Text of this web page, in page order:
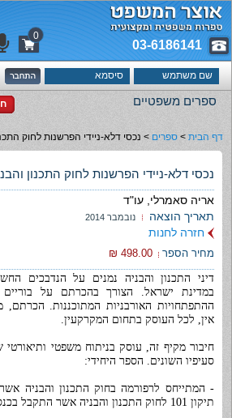
03-6186141
0
ספרים משפטיים
דף הבית > ספרים > נכסי דלא-ניידי הפרשנות לחוק
נכסי דלא-ניידי הפרשנות לחוק התכנון
אריה סאמרלי, עו"ד
תאריך הוצאה
נובמבר 2014
חזרה לחנות
מחיר הספר 498.00 ₪
דיני התכנון והבניה נמנים על הנדבכים
במדינת ישראל. הצורך בהכרתם על
ההתפתחויות האורבניות המתוכננות. הכרתם,
אין, לכל העוסק בתחום המקרקעין.
חיבור מקיף זה, עוסק בניתוח משפטי ותיאורטי
סעיפיו השונים. הספר היחידי:
- המתייחס לרפורמה בחוק התכנון והבניה
תיקון 101 לחוק התכנון והבניה אשר התקבל בכנסת ביום 18.3.14.